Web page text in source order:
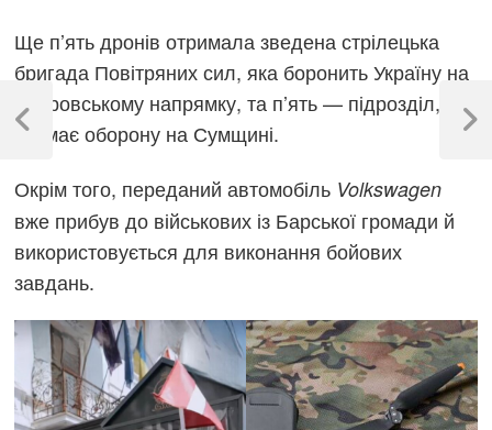
Ще п’ять дронів отримала зведена стрілецька
бригада Повітряних сил, яка боронить Україну на
Покровському напрямку, та п’ять — підрозділ, що
тримає оборону на Сумщині.
Окрім того, переданий автомобіль Volkswagen
вже прибув до військових із Барської громади й
використовується для виконання бойових
завдань.
Навігація
записів
Previous
Next